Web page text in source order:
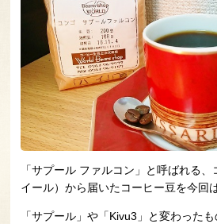
「サプール ファルコン」と呼ばれる
イール）から届いたコーヒー豆を今回
「サプール」や「Kivu3」と変わった